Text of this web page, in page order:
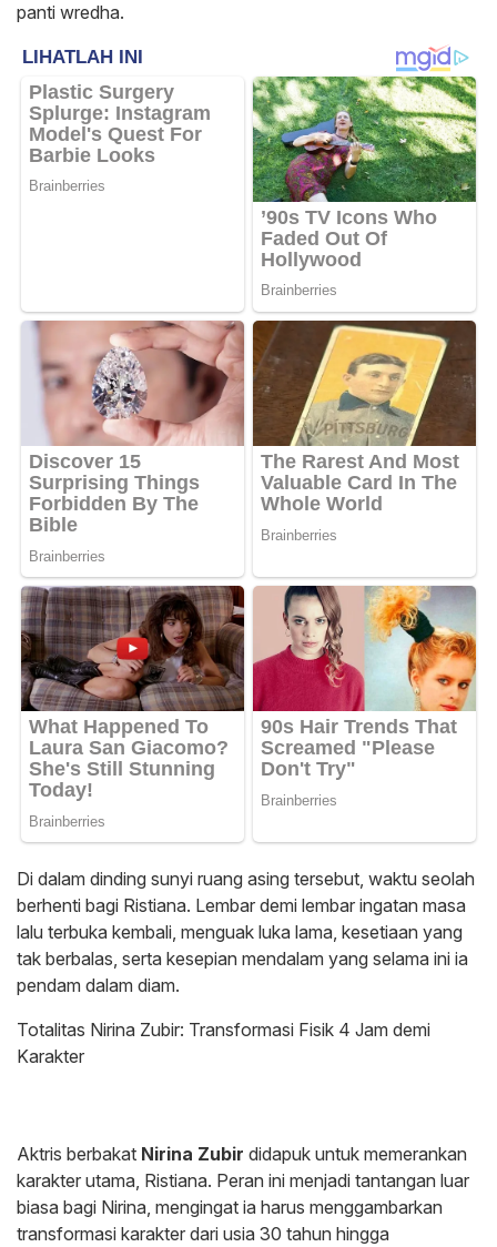
panti wredha.
​Di dalam dinding sunyi ruang asing tersebut, waktu seolah
berhenti bagi Ristiana. Lembar demi lembar ingatan masa
lalu terbuka kembali, menguak luka lama, kesetiaan yang
tak berbalas, serta kesepian mendalam yang selama ini ia
pendam dalam diam.
​Totalitas Nirina Zubir: Transformasi Fisik 4 Jam demi
Karakter
Aktris berbakat Nirina Zubir didapuk untuk memerankan
karakter utama, Ristiana. Peran ini menjadi tantangan luar
biasa bagi Nirina, mengingat ia harus menggambarkan
transformasi karakter dari usia 30 tahun hingga